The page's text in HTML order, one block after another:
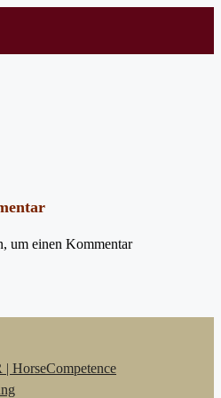
um einen Kommentar
HorseCompetence